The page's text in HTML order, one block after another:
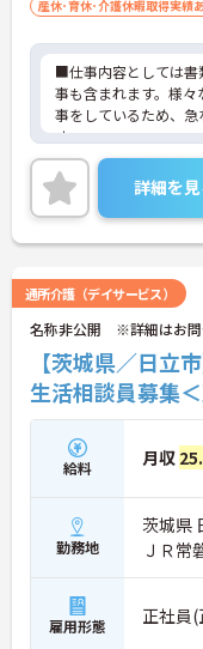
産休･育休･介護休暇取得実績
■仕事内容としては書
事も含まれます。様
事をしているため、
す。
■2017年3月時点では
すが、今後土日も営業
す。
ぜひご応募お待ちして
詳細を
通所介護（デイサービス）
名称非公開 ※詳細はお問
【茨城県／日立
生活相談員募集
給料 月収
勤務地
茨城県
ＪＲ常
雇用形態 正社員